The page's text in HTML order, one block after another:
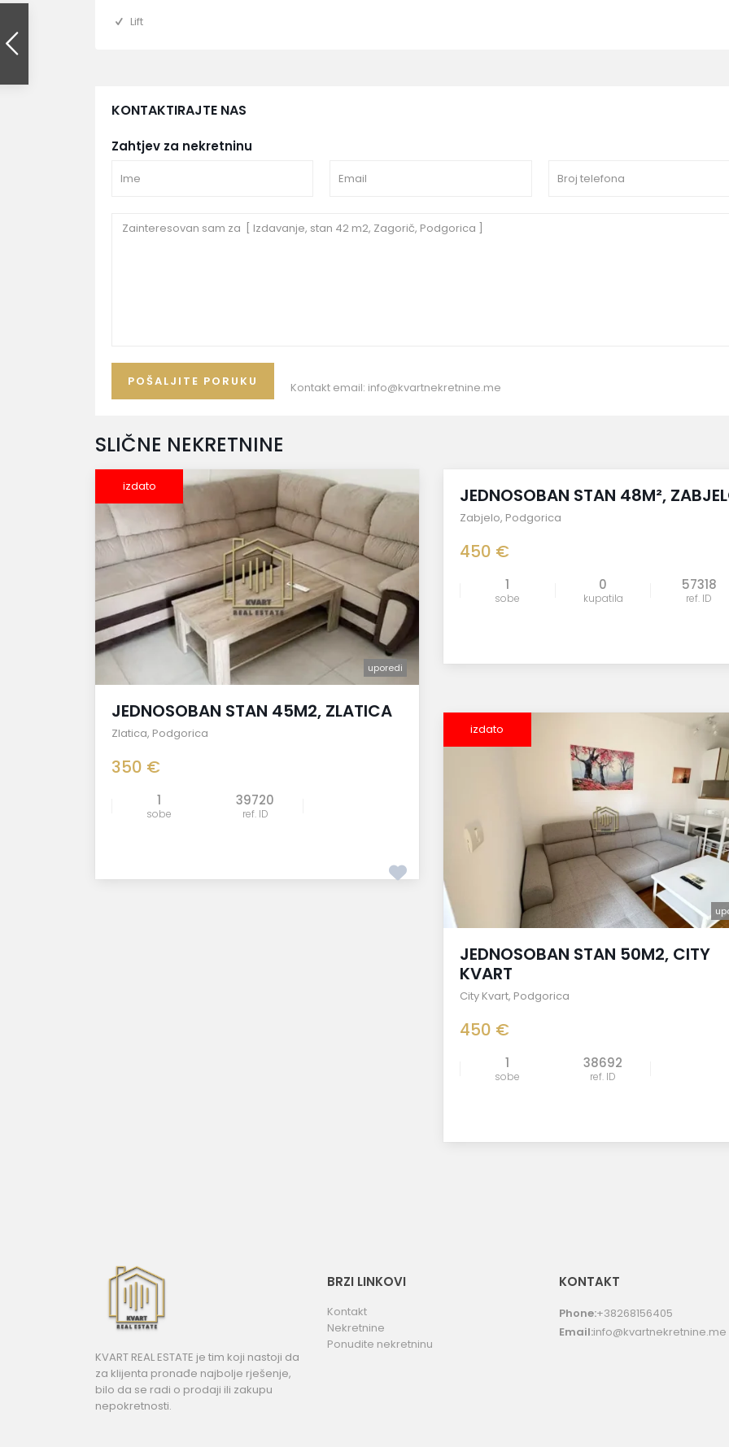
Lift
KONTAKTIRAJTE NAS
Zahtjev za nekretninu
Kontakt email: info@kvartnekretnine.me
SLIČNE NEKRETNINE
izdato
uporedi
JEDNOSOBAN STAN 45M2, ZLATICA
Zlatica, Podgorica
350 €
1
sobe
39720
ref. ID
izdato
uporedi
JEDNOSOBAN STAN 48M²,
Zabjelo, Podgorica
450 €
1
sobe
0
kupatila
57318
ref. ID
izdato
JEDNOSOBAN STAN 50M2, CITY
KVART
City Kvart, Podgorica
450 €
1
sobe
38692
ref. ID
KVART REAL ESTATE je tim koji nastoji da
za klijenta pronađe najbolje rješenje,
bilo da se radi o prodaji ili zakupu
nepokretnosti.
BRZI LINKOVI
Kontakt
Nekretnine
Ponudite nekretninu
KONTAKT
Phone:+38268156405
Email:info@kvartnekretnine.me